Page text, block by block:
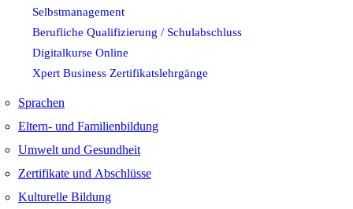
Selbstmanagement
Berufliche Qualifizierung / Schulabschluss
Digitalkurse Online
Xpert Business Zertifikatslehrgänge
Sprachen
Eltern- und Familienbildung
Umwelt und Gesundheit
Zertifikate und Abschlüsse
Kulturelle Bildung